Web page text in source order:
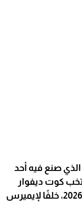
الذي صنع فيه أحد
كوت ديفوار
للمرة الثانية، يوم الثلاثاء 4 أغسطس 2026، خلفًا لإيميرس